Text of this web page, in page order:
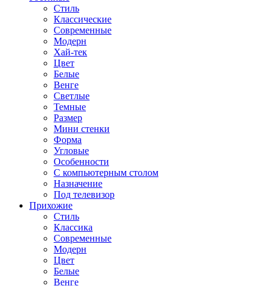
Стиль
Классические
Современные
Модерн
Хай-тек
Цвет
Белые
Венге
Светлые
Темные
Размер
Мини стенки
Форма
Угловые
Особенности
С компьютерным столом
Назначение
Под телевизор
Прихожие
Стиль
Классика
Современные
Модерн
Цвет
Белые
Венге